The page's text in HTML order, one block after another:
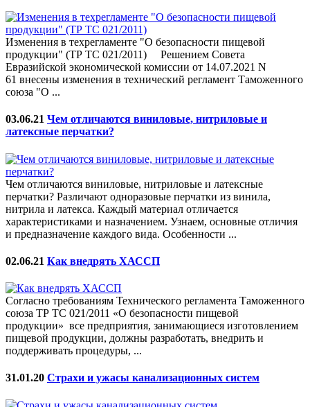
Изменения в техрегламенте "О безопасности пищевой
продукции" (ТР ТС 021/2011) Решением Совета
Евразийской экономической комиссии от 14.07.2021 N
61 внесены изменения в технический регламент Таможенного
союза "О ...
03.06.21 Чем отличаются виниловые, нитриловые и
латексные перчатки?
Чем отличаются виниловые, нитриловые и латексные
перчатки? Различают одноразовые перчатки из винила,
нитрила и латекса. Каждый материал отличается
характеристиками и назначением. Узнаем, основные отличия
и предназначение каждого вида. Особенности ...
02.06.21 Как внедрять ХАССП
Согласно требованиям Технического регламента Таможенного
союза ТР ТС 021/2011 «О безопасности пищевой
продукции» все предприятия, занимающиеся изготовлением
пищевой продукции, должны разработать, внедрить и
поддерживать процедуры, ...
31.01.20 Страхи и ужасы канализационных систем